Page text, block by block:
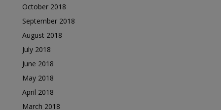
October 2018
September 2018
August 2018
July 2018
June 2018
May 2018
April 2018
March 2018